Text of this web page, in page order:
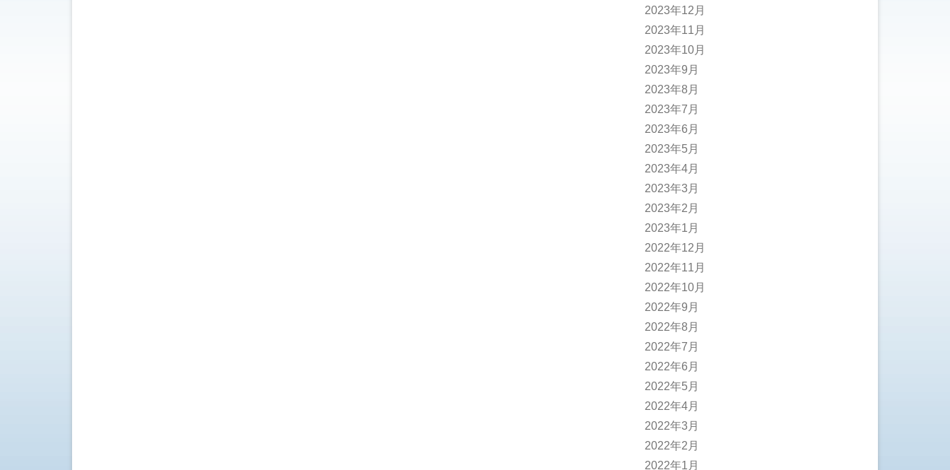
2023年12月
2023年11月
2023年10月
2023年9月
2023年8月
2023年7月
2023年6月
2023年5月
2023年4月
2023年3月
2023年2月
2023年1月
2022年12月
2022年11月
2022年10月
2022年9月
2022年8月
2022年7月
2022年6月
2022年5月
2022年4月
2022年3月
2022年2月
2022年1月